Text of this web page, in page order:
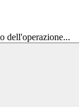
dell'operazione...